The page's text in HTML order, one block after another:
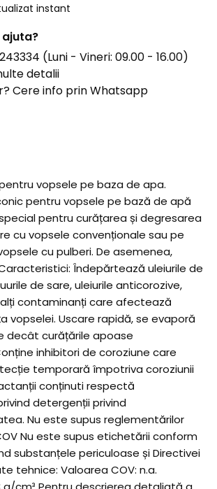
instant
(Luni - Vineri: 09.00 - 16.00)
detalii
Cere info prin Whatsapp
vopsele pe baza de apa.
pentru vopsele pe bază de apă
pentru curățarea și degresarea
cu vopsele convenționale sau pe
cu pulberi. De asemenea,
Îndepărtează uleiurile de
de sare, uleiurile anticorozive,
contaminanți care afectează
vopselei. Uscare rapidă, se evaporă
decât curățările apoase
inhibitori de coroziune care
temporară împotriva coroziunii
conținuti respectă
detergenții privind
Nu este supus reglementărilor
Nu este supus etichetării conform
substanțele periculoase și Directivei
tehnice: Valoarea COV: n.a.